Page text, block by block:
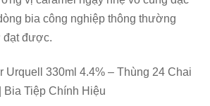
bia công nghiệp thông thường
đạt được.